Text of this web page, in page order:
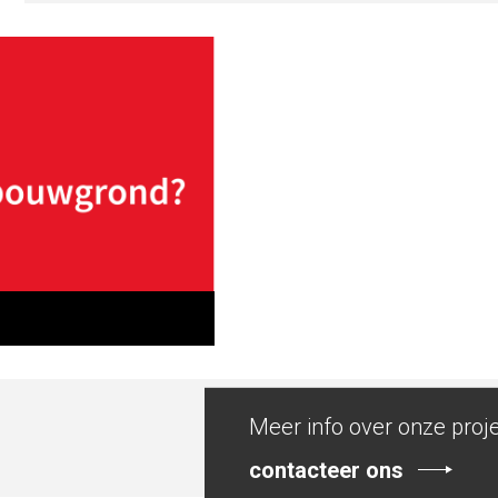
Meer info over onze
contacteer ons